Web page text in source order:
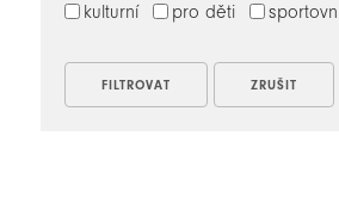
kulturní pro děti